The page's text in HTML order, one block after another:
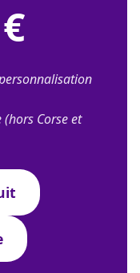
Corse et